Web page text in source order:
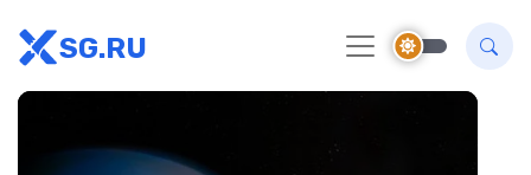
SG.RU